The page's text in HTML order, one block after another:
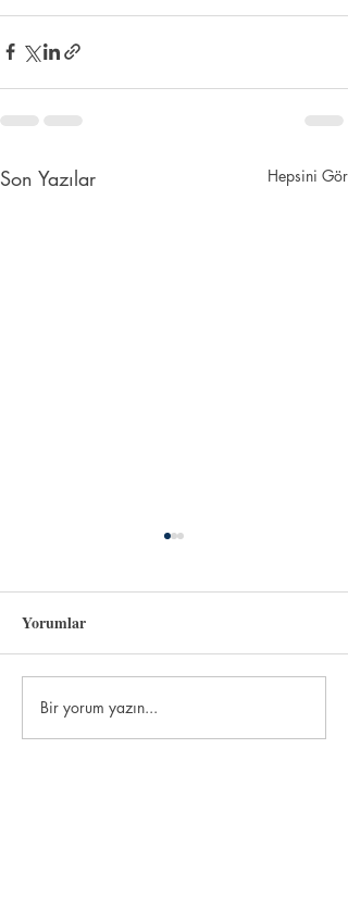
Son Yazılar Hepsini Gör
Sevgili Vatanım
Yorumlar
Bir yorum yazın...